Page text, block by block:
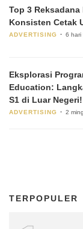
Top 3 Reksadana
Konsisten Cetak
ADVERTISING 6 hari
Eksplorasi
Education:
S1 di Luar Negeri!
ADVERTISING 2
TERPOPULER